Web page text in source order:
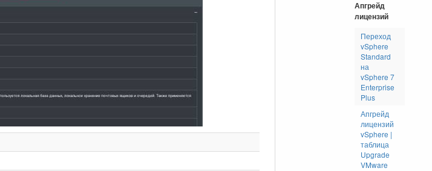
Апгрейд
лицензий
Переход
vSphere
Standard
на
vSphere 7
Enterprise
Plus
Апгрейд
лицензий
vSphere |
таблица
Upgrade
VMware